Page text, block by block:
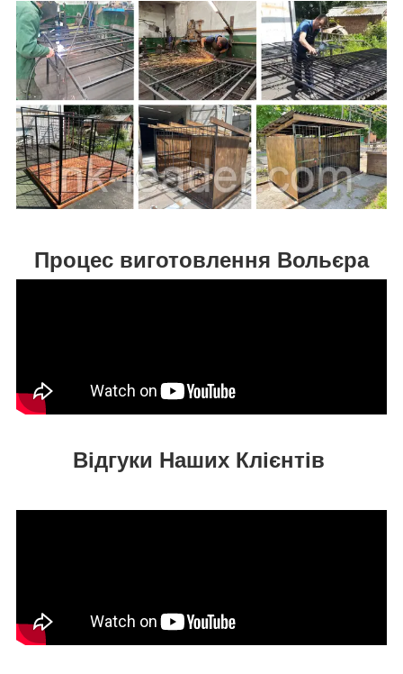
Процес виготовлення Вольєра
Відгуки Наших Клієнтів